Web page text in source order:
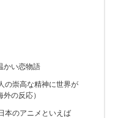
かい恋物語
の崇高な精神に世界が
の反応）
本のアニメといえば